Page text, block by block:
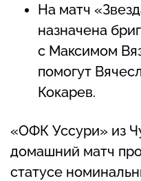
На матч
назначена
с Максимом
помогут
Кокарев.
«ОФК Уссури» из
домашний матч
статусе